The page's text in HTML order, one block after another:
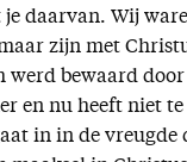
je daarvan. Wij
zijn met
werd bewaard
en nu heeft niet
in in de vreugde